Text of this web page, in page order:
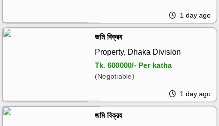
1 day ago
জমি বিক্রয
Property, Dhaka Division
Tk. 600000/- Per katha
(Negotiable)
1 day ago
জমি বিক্রয